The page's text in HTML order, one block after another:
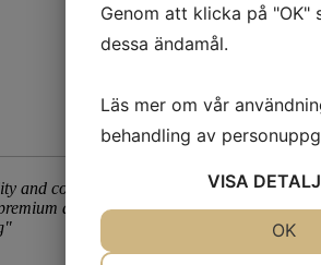
and consciousness about our
accessories hiding in your closets is
Genom att klicka på "OK"
dessa ändamål.
Läs mer om vår
behandling av
VISA
OK